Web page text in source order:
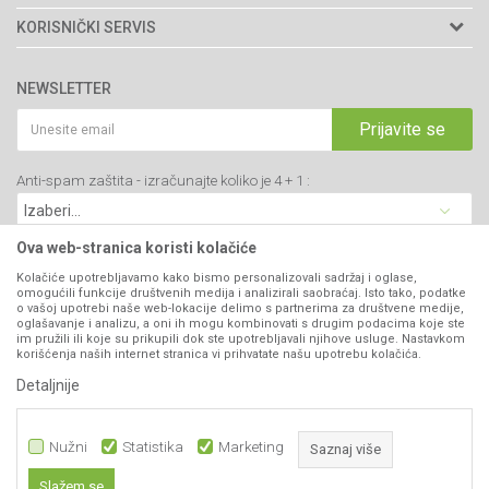
Adresa: Kraljevačkog bataljona 235/2
34000 Kragujevac, Srbija
webshop@agromarket.rs
PIB: 102135221
Matični broj: 07593252
O nama
Prodavnice
Brendovi
Katalozi
Blog
Najčešća pitanja
KORISNIČKI SERVIS
Politika privatnosti
Kako kupiti
Isporuka
Click & Collect
Načini plaćanja
Plaćanje karticama
Web kredit Raiffeisen banke
Pravo na odustajanje
Reklamacije
Zamena artikala
NEWSLETTER
Prijavite se
Anti-spam zaštita - izračunajte koliko je 4 + 1 :
VIBER I SMS NEWSLETTER
Prijavite se
PRATITE NAS
Ova web-stranica koristi kolačiće
Kolačiće upotrebljavamo kako bismo personalizovali sadržaj i oglase,
omogućili funkcije društvenih medija i analizirali saobraćaj. Isto tako, podatke
o vašoj upotrebi naše web-lokacije delimo s partnerima za društvene medije,
oglašavanje i analizu, a oni ih mogu kombinovati s drugim podacima koje ste
im pružili ili koje su prikupili dok ste upotrebljavali njihove usluge. Nastavkom
korišćenja naših internet stranica vi prihvatate našu upotrebu kolačića.
Detaljnije
Nužni Statistika Marketing Saznaj više